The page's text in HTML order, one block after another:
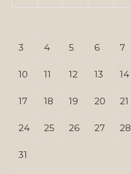
3 4 5 6 7
10 11 12 13 14
17 18 19 20 21
24 25 26 27 28
31